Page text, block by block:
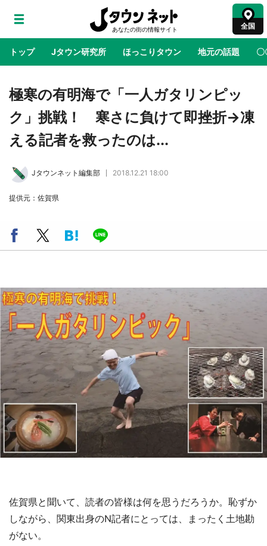
全国
トップ Jタウン研究所 ほっこりタウン 地元の話題 〇
地域×二次元 絶景 あの時はありがとう 物語がはじ
ラプラス・ダークネスが栃木県を征服！？ 県
公式プロモ動画で「聖地」が生産されてます
日向翔陽＆影山飛雄が笹かまを食べる！ アニ
メ『ハイキュー！！』×老舗「鐘崎」コラボで
『小林さんちのメイドラゴン』と舞台のモデ
ル・越谷がコラボ 田んぼアートの見頃にあわ
せて企画続々【7／31～】
もっとみる
極寒の有明海で「一人ガタリンピッ
ク」挑戦！ 寒さに負けて即挫折→凍
える記者を救ったのは...
Jタウンネット編集部 2018.12.21 18:00
提供元：佐賀県
佐賀県と聞いて、読者の皆様は何を思うだろうか。恥ずか
しながら、関東出身のN記者にとっては、まったく土地勘
がない。